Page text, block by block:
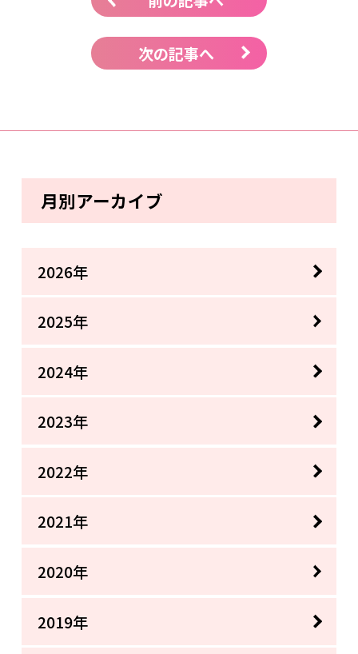
次の記事へ
月別アーカイブ
2026年
2025年
2024年
2023年
2022年
2021年
2020年
2019年